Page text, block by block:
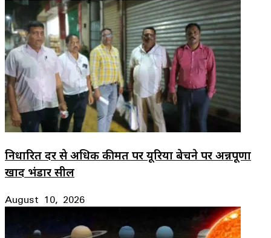
निर्धारित दर से अधिक कीमत पर यूरिया बेचने पर अन्नपूर्णा
खाद भंडार सील
August 10, 2026